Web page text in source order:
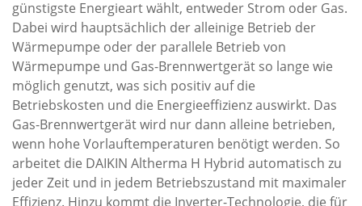
günstigste Energieart wählt, entweder Strom oder Gas.
Dabei wird hauptsächlich der alleinige Betrieb der
Wärmepumpe oder der parallele Betrieb von
Wärmepumpe und Gas-Brennwertgerät so lange wie
möglich genutzt, was sich positiv auf die
Betriebskosten und die Energieeffizienz auswirkt. Das
Gas-Brennwertgerät wird nur dann alleine betrieben,
wenn hohe Vorlauftemperaturen benötigt werden. So
arbeitet die DAIKIN Altherma H Hybrid automatisch zu
jeder Zeit und in jedem Betriebszustand mit maximaler
Effizienz. Hinzu kommt die Inverter-Technologie, die für